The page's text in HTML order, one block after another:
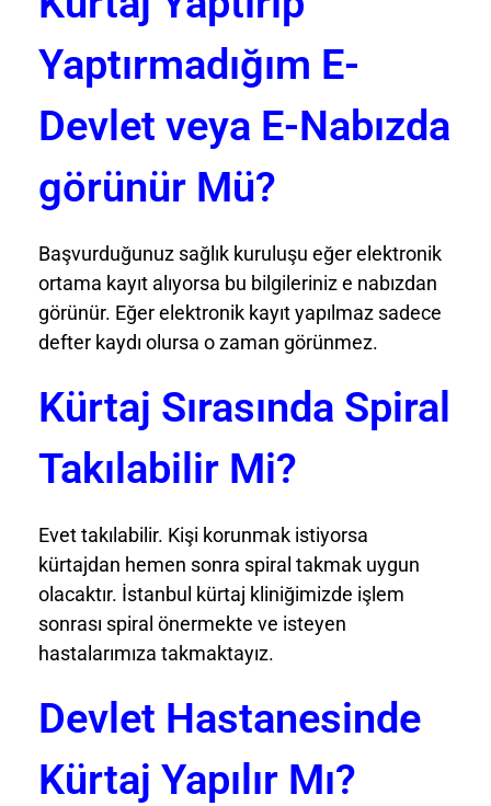
Yaptırmadığım E-
Devlet veya E-Nabızda
görünür Mü?
Başvurduğunuz sağlık kuruluşu eğer elektronik
ortama kayıt alıyorsa bu bilgileriniz e nabızdan
görünür. Eğer elektronik kayıt yapılmaz sadece
defter kaydı olursa o zaman görünmez.
Kürtaj Sırasında Spiral
Takılabilir Mi?
Evet takılabilir. Kişi korunmak istiyorsa
kürtajdan hemen sonra spiral takmak uygun
olacaktır. İstanbul kürtaj kliniğimizde işlem
sonrası spiral önermekte ve isteyen
hastalarımıza takmaktayız.
Devlet Hastanesinde
Kürtaj Yapılır Mı?